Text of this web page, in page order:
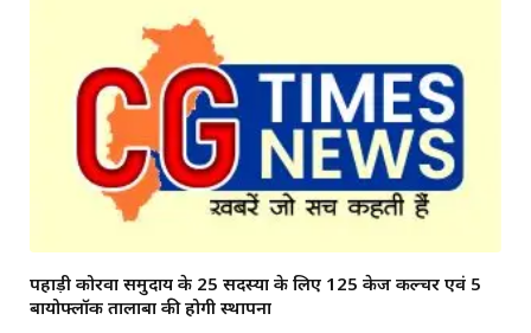
पहाड़ी कोरवा समुदाय के 25 सदस्यों के लिए 125 केज कल्चर एवं 5
बायोफ्लॉक तालाबों की होगी स्थापना